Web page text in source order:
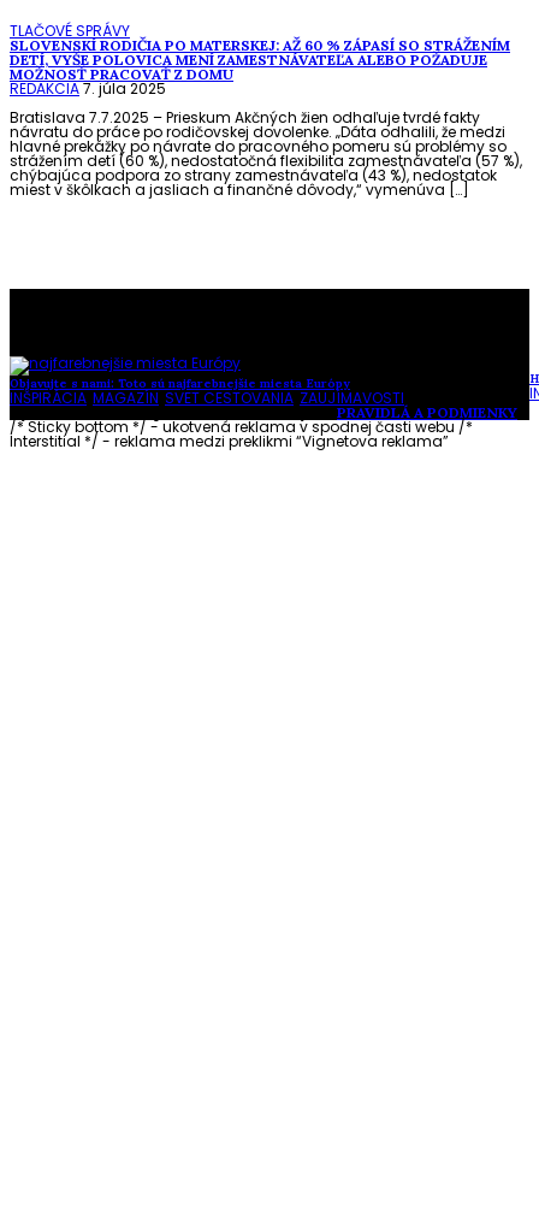
TLAČOVÉ SPRÁVY
SLOVENSKÍ RODIČIA PO MATERSKEJ: AŽ 60 % ZÁPASÍ SO STRÁŽENÍM
DETÍ, VYŠE POLOVICA MENÍ ZAMESTNÁVATEĽA ALEBO POŽADUJE
MOŽNOSŤ PRACOVAŤ Z DOMU
REDAKCIA7. júla 2025
Bratislava 7.7.2025 – Prieskum Akčných žien odhaľuje tvrdé fakty
návratu do práce po rodičovskej dovolenke. „Dáta odhalili, že medzi
hlavné prekážky po návrate do pracovného pomeru sú problémy so
strážením detí (60 %), nedostatočná flexibilita zamestnávateľa (57 %),
chýbajúca podpora zo strany zamestnávateľa (43 %), nedostatok
miest v škôlkach a jasliach a finančné dôvody,“ vymenúva […]
Objavujte s nami: Toto sú najfarebnejšie miesta Európy
INŠPIRÁCIA MAGAZÍN SVET CESTOVANIA ZAUJÍMAVOSTI
PRAVIDLÁ A PODMIENKY
/* Sticky bottom */ - ukotvená reklama v spodnej časti webu/*
Interstitial */ - reklama medzi preklikmi “Vignetova reklama”